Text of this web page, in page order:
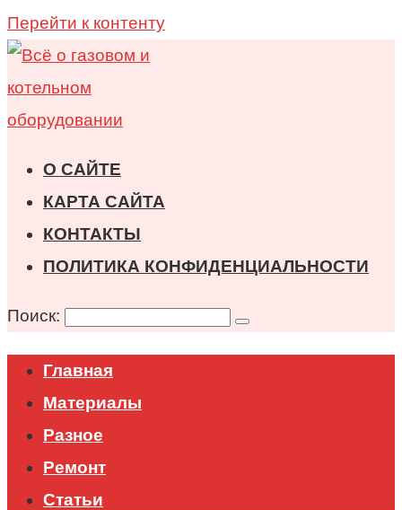
Перейти к контенту
О САЙТЕ
КАРТА САЙТА
КОНТАКТЫ
ПОЛИТИКА КОНФИДЕНЦИАЛЬНОСТИ
Поиск:
Главная
Материалы
Разное
Ремонт
Статьи